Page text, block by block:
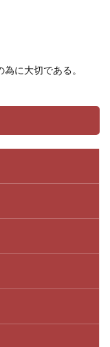
に大切である。